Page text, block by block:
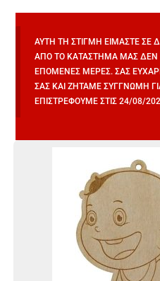
ΑΥΤΉ ΤΗ ΣΤΙΓΜΉ ΕΊΜΑΣΤΕ ΣΕ
ΑΠΌ ΤΟ ΚΑΤΆΣΤΗΜΆ ΜΑΣ ΔΕΝ
ΕΠΌΜΕΝΕΣ ΜΈΡΕΣ. ΣΑΣ
ΣΑΣ ΚΑΙ ΖΗΤΆΜΕ ΣΥΓΓΝΏΜΗ
ΕΠΙΣΤΡΈΦΟΥΜΕ ΣΤΙΣ 24/08/